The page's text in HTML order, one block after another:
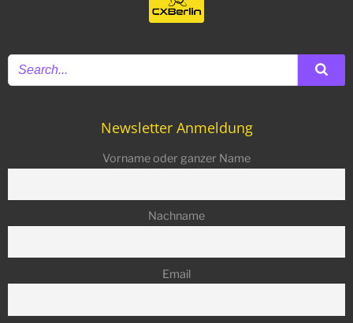
Newsletter Anmeldung
Vorname oder ganzer Name
Nachname
Email